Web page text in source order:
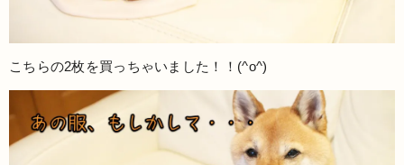
こちらの2枚を買っちゃいました！！(^o^)